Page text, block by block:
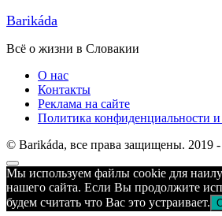
Barikáda
Всё о жизни в Словакии
О нас
Контакты
Реклама на сайте
Политика конфиденциальности
© Barikáda, все права защищены. 2019
Прокрутка
к
верху
Мы используем файлы cookie для
нашего сайта. Если Вы продолжите
будем считать что Вас это устраивает.